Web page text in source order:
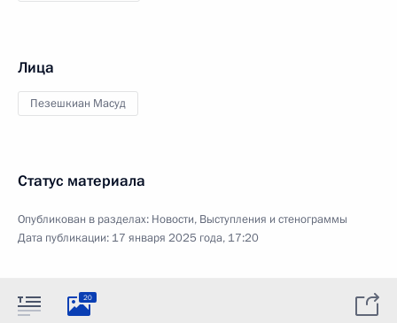
Лица
Пезешкиан Масуд
Статус материала
Опубликован в разделах: Новости, Выступления и стенограммы
Дата публикации: 17 января 2025 года, 17:20
20